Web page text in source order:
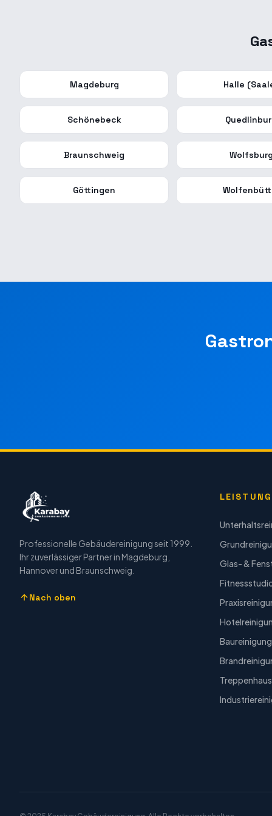
Magdeburg Halle
Schönebeck
Braunschweig
Göttingen
Professionelle Gebäudereinigung seit 1999.
Ihr zuverlässiger Partner in Magdeburg,
Hannover und Braunschweig.
Nach oben
Glas- &
Baureinigung